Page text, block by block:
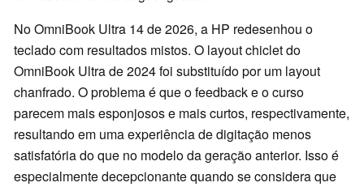
No OmniBook Ultra 14 de 2026, a HP redesenhou o
teclado com resultados mistos. O layout chiclet do
OmniBook Ultra de 2024 foi substituído por um layout
chanfrado. O problema é que o feedback e o curso
parecem mais esponjosos e mais curtos, respectivamente,
resultando em uma experiência de digitação menos
satisfatória do que no modelo da geração anterior. Isso é
especialmente decepcionante quando se considera que